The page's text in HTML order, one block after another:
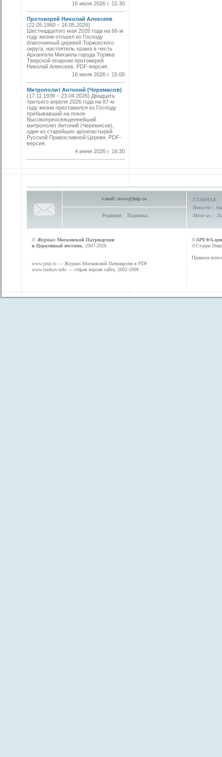
16 июля 2026 г. 15:30
Протоиерей Николай Алексеев
(22.05.1960 – 16.05.2026)
Шестнадцатого мая 2026 года на 66-м
году жизни отошел ко Господу
благочинный церквей Торжокского
округа, настоятель храма в честь
Архангела Михаила города Торжка
Тверской епархии протоиерей
Николай Алексеев. PDF-версия.
16 июля 2026 г. 15:00
Митрополит Антоний (Черемисов)
(17.11.1939 – 23.04.2026) Двадцать
третьего апреля 2026 года на 87-м
году жизни преставился ко Господу
пребывавший на покое
Высокопреосвященнейший
митрополит Антоний (Черемисов),
один из старейших архипастырей
Русской Православной Церкви. PDF-
версия.
4 июня 2026 г. 16:30
e-mail: news@jmp.ru
Редакция Подписка
ГЛАВНАЯ |
Новости |
About us |
© Журнал Московской Патриархии
и Церковный вестник , 2007-2026
www.jmp.ru — Журнал Московской Патриархии в PDF
www.tserkov.info — старая версия сайта, 2002-2008
©АРЕФА-
©Студия
Правила